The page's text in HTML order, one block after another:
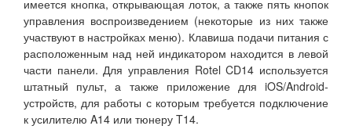
имеется кнопка, открывающая лоток, а также пять кнопок
управления воспроизведением (некоторые из них также
участвуют в настройках меню). Клавиша подачи питания с
расположенным над ней индикатором находится в левой
части панели. Для управления Rotel CD14 используется
штатный пульт, а также приложение для iOS/Android-
устройств, для работы с которым требуется подключение
к усилителю A14 или тюнеру T14.